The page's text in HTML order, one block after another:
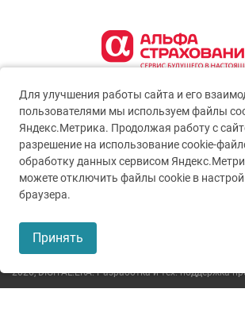
2026,DIGITAL.ERA. Разработка и тех. поддержка
Для улучшения работы сайта и его
пользователями мы используем файлы
Яндекс.Метрика. Продолжая работу с
разрешение на использование cookie-
обработку данных сервисом
можете отключить файлы cookie в
браузера.
Принять